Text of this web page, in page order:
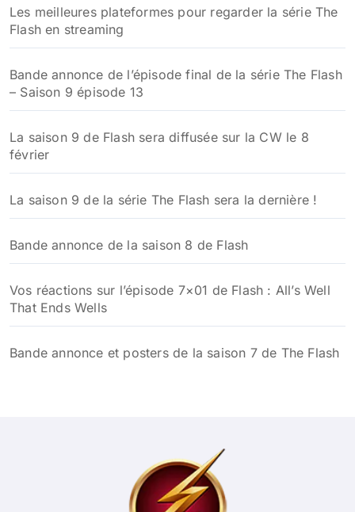
Les meilleures plateformes pour regarder la série The
Flash en streaming
Bande annonce de l’épisode final de la série The Flash
– Saison 9 épisode 13
La saison 9 de Flash sera diffusée sur la CW le 8
février
La saison 9 de la série The Flash sera la dernière !
Bande annonce de la saison 8 de Flash
Vos réactions sur l’épisode 7×01 de Flash : All’s Well
That Ends Wells
Bande annonce et posters de la saison 7 de The Flash